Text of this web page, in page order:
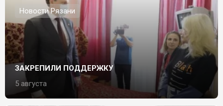
Новости Рязани
ЗАКРЕПИЛИ ПОДДЕРЖКУ
5 августа